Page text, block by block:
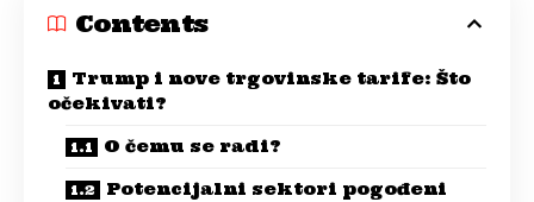
Contents
Trump i nove trgovinske tarife: Što
očekivati?
O čemu se radi?
Potencijalni sektori pogođeni